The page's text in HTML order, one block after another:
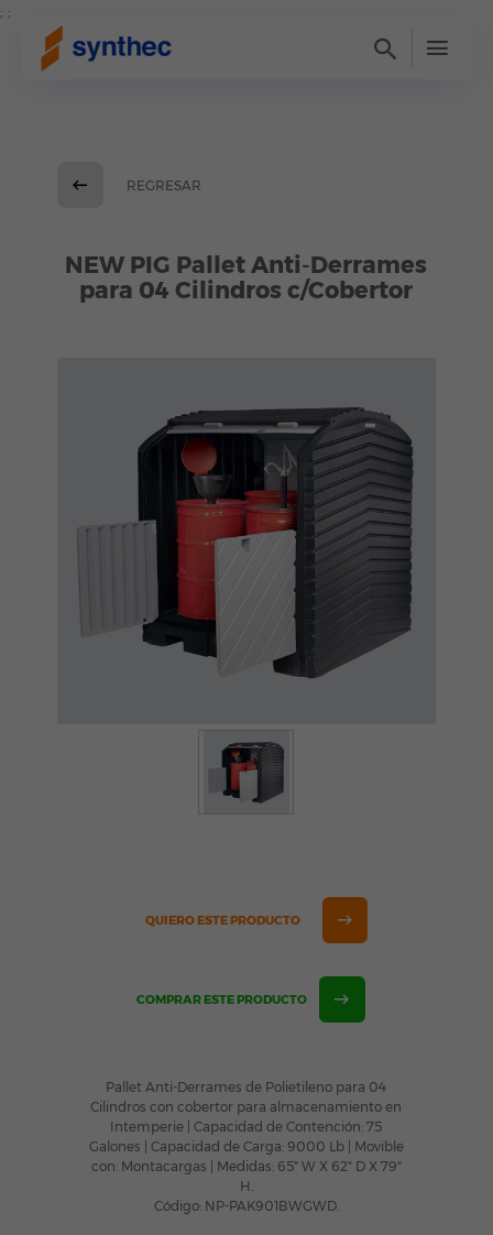
; ;
REGRESAR
NEW PIG Pallet Anti-Derrames
para 04 Cilindros c/Cobertor
QUIERO ESTE PRODUCTO
COMPRAR ESTE PRODUCTO
Pallet Anti-Derrames de Polietileno para 04
Cilindros con cobertor para almacenamiento en
Intemperie | Capacidad de Contención: 75
Galones | Capacidad de Carga: 9000 Lb | Movible
con: Montacargas | Medidas: 65" W X 62" D X 79"
H.
Código: NP-PAK901BWGWD.